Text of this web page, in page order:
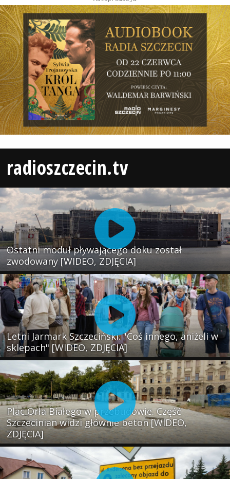
radioszczecin.tv
Ostatni moduł pływającego doku został
zwodowany [WIDEO, ZDJĘCIA]
Letni Jarmark Szczeciński. "Coś innego, aniżeli w
sklepach" [WIDEO, ZDJĘCIA]
Plac Orła Białego w przebudowie. Część
Szczecinian widzi głównie beton [WIDEO,
ZDJĘCIA]